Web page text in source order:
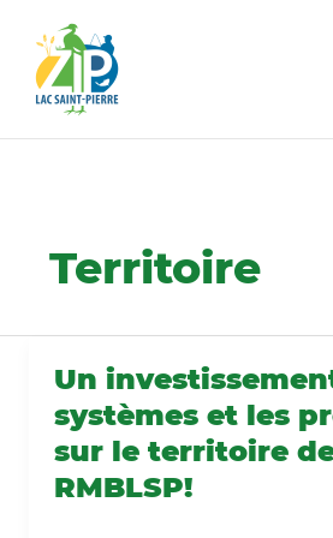
contenu
Territoire
Un
systèmes et les
sur le territoire
RMBLSP!
Un
investissement
dans
les
systèmes